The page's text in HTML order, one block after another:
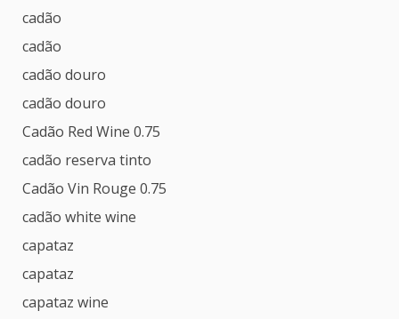
cadão
cadão
cadão douro
cadão douro
Cadão Red Wine 0.75
cadão reserva tinto
Cadão Vin Rouge 0.75
cadão white wine
capataz
capataz
capataz wine